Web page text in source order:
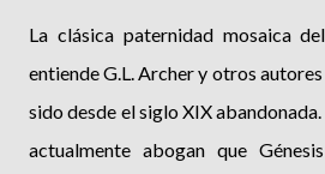
La clásica paternidad mosaica
entiende G.L. Archer y otros
sido desde el siglo XIX
actualmente abogan que